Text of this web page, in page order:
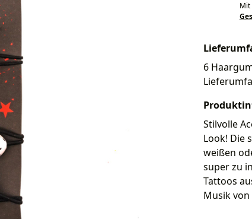
Mit
6
Stilvolle
Look! Die
weißen
super zu
Tattoos
Musik